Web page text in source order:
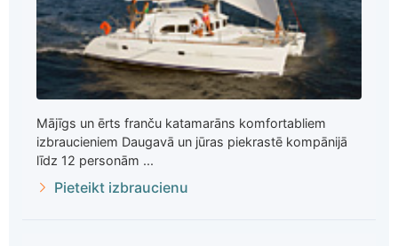
Mājīgs un ērts franču katamarāns komfortabliem
izbraucieniem Daugavā un jūras piekrastē kompānijā
līdz 12 personām ...
Pieteikt izbraucienu